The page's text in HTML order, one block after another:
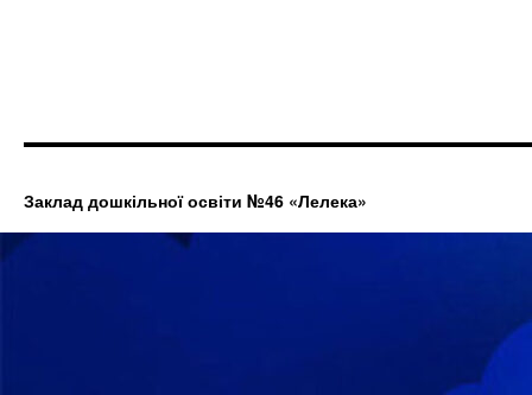
Заклад дошкільної освіти №46 «Лелека»